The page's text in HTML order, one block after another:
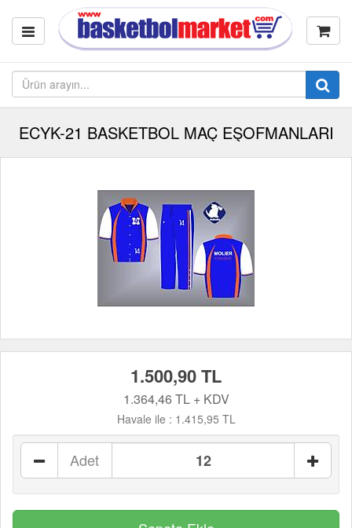
ECYK-21 BASKETBOL MAÇ EŞOFMANLARI
1.500,90 TL
1.364,46 TL + KDV
Havale ile : 1.415,95 TL
Adet